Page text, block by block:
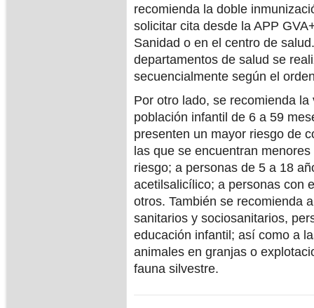
recomienda la doble
solicitar cita desde la APP
Sanidad o en el centro de
departamentos de salud se
secuencialmente según el
Por otro lado, se recomienda
población infantil de 6 a 59
presenten un mayor riesgo de
las que se encuentran
riesgo; a personas de 5 a 18
acetilsalicílico; a personas con
otros. También se recomienda
sanitarios y sociosanitarios,
educación infantil; así como a
animales en granjas o
fauna silvestre.